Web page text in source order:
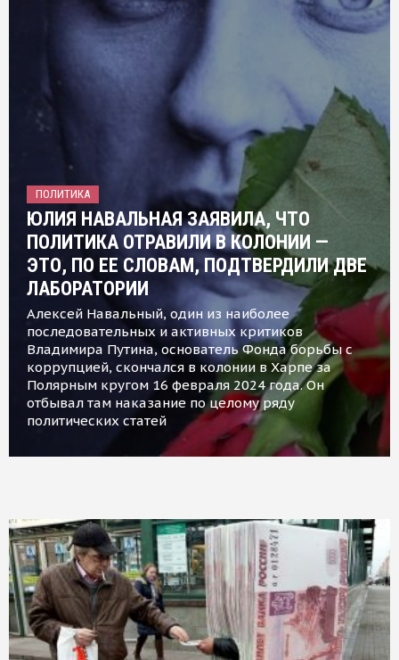
ПОЛИТИКА
ЮЛИЯ НАВАЛЬНАЯ ЗАЯВИЛА, ЧТО
ПОЛИТИКА ОТРАВИЛИ В КОЛОНИИ —
ЭТО, ПО ЕЕ СЛОВАМ, ПОДТВЕРДИЛИ ДВЕ
ЛАБОРАТОРИИ
Алексей Навальный, один из наиболее
последовательных и активных критиков
Владимира Путина, основатель Фонда борьбы с
коррупцией, скончался в колонии в Харпе за
Полярным кругом 16 февраля 2024 года. Он
отбывал там наказание по целому ряду
политических статей